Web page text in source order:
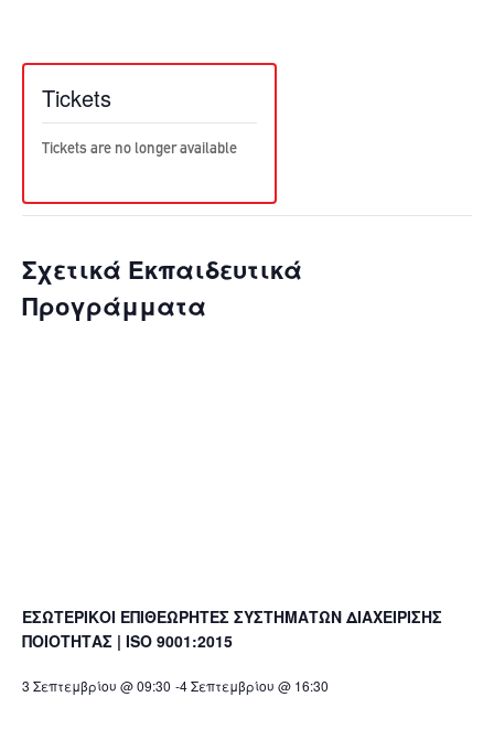
Tickets
Tickets are no longer available
Σχετικά Εκπαιδευτικά
Προγράμματα
ΕΣΩΤΕΡΙΚΟΙ ΕΠΙΘΕΩΡΗΤΕΣ ΣΥΣΤΗΜΑΤΩΝ ΔΙΑΧΕΙΡΙΣΗΣ
ΠΟΙΟΤΗΤΑΣ | ISO 9001:2015
3 Σεπτεμβρίου @ 09:30 -4 Σεπτεμβρίου @ 16:30